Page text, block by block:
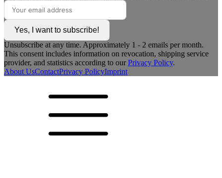
Yes, I want to subscribe!
Unsubscribe at any time. Approximately 1 - 2 emails per month.
This consent includes information on revocation, shipping service
provider, and statistics according to ourPrivacy Policy.
About UsContactPrivacy PolicyImprint